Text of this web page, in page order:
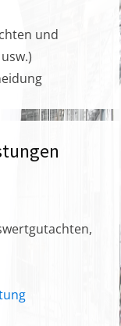
und